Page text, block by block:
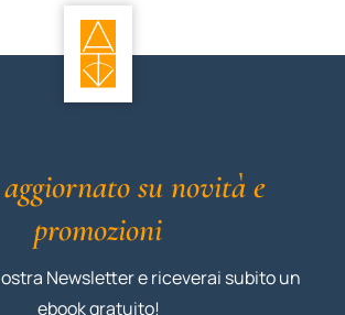
su novità e
promozioni
Newsletter e riceverai subito un
ebook gratuito!